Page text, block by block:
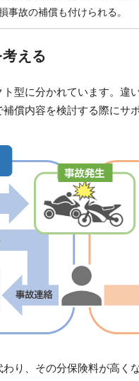
事故の補償も付けられる。
える
型に分かれています。違
償内容を検討する際にサ
り、その分保険料が高く